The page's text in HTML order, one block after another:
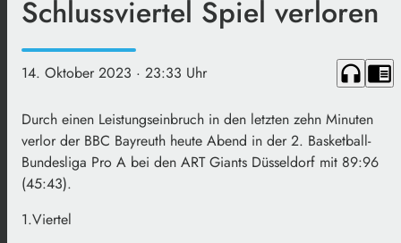
Schlussviertel Spiel verloren
14. Oktober 2023 · 23:33 Uhr headphones chrome_reader_mode
Durch einen Leistungseinbruch in den letzten zehn Minuten
verlor der BBC Bayreuth heute Abend in der 2. Basketball-
Bundesliga Pro A bei den ART Giants Düsseldorf mit 89:96
(45:43).
1.Viertel